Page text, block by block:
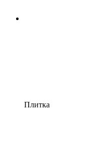
Плитка